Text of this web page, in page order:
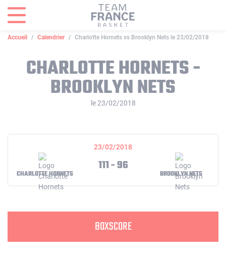
Accueil Calendrier Charlotte Hornets vs Brooklyn Nets le 23/02/2018
CHARLOTTE HORNETS -
BROOKLYN NETS
le 23/02/2018
23/02/2018
CHARLOTTE HORNETS
111 - 96
BROOKLYN NETS
BOXSCORE
Panneau de gestion des cookies